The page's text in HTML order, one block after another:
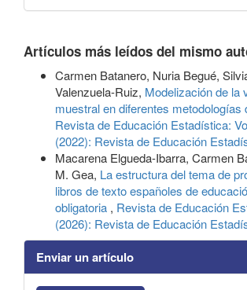
Artículos más leídos del mismo
Carmen Batanero, Nuria Begué,
Valenzuela-Ruiz, Modelización de la
muestral en diferentes metodologías
Revista de Educación Estadística:
(2022): Revista de Educación
Macarena Elgueda-Ibarra, Carmen
M. Gea, La estructura del tema de
libros de texto españoles de
obligatoria , Revista de Educación
(2026): Revista de Educación
Enviar un artículo